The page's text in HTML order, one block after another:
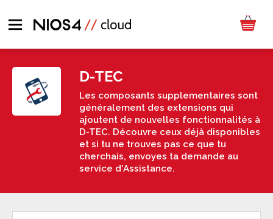
D-TEC
Les composants supplementaires sont
généralement des extensions qui
ajoutent de nouvelles fonctionnalités à
D-TEC. Découvre ceux déjà disponibles
et si tu ne trouves pas ce que tu
cherchais, envoyes ta demande au
service d'Assistance.